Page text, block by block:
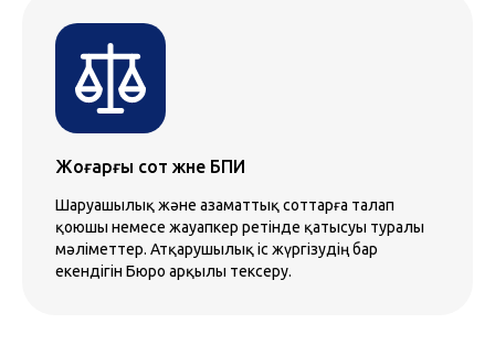
Жоғарғы сот және БПИ
Шаруашылық және азаматтық соттарға талап
қоюшы немесе жауапкер ретінде қатысуы туралы
мәліметтер. Атқарушылық iс жүргiзудiң бар
екендiгiн Бюро арқылы тексеру.